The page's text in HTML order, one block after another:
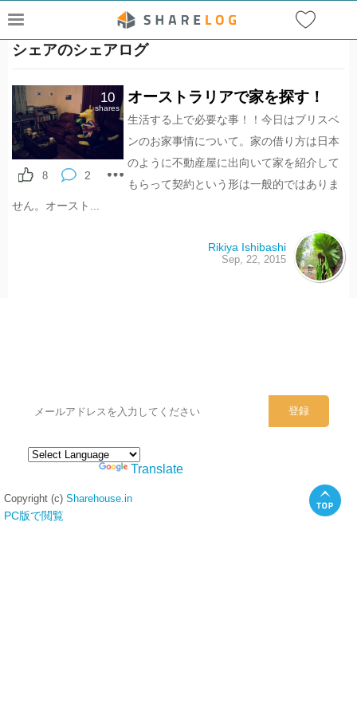
シェアのシェアログ
10
shares
2
8
オーストラリアで家を探す！
生活する上で必要な事！！今日はブリスベ
ンのお家事情について。家の借り方は日本
のように不動産屋に出向いて家を紹介して
もらって契約という形は一般的ではありま
せん。オースト...
Rikiya Ishibashi
Sep, 22, 2015
Translate
Copyright (c) Sharehouse.in
PC版で閲覧